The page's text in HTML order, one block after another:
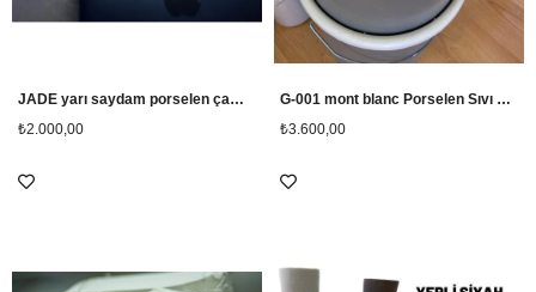
JADE yarı saydam porselen çamuru 5kg
₺2.000,00
G-001 mont blanc Porselen Sıvı Döküm Çamuru 10kg
₺3.600,00